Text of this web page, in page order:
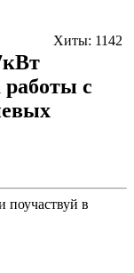
Хиты: 1142
с
поучаствуй в